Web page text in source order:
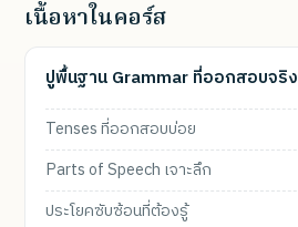
เนื้อหาในคอร์ส
ปูพื้นฐาน Grammar ที่ออกสอบจริง
Tenses ที่ออกสอบบ่อย
Parts of Speech เจาะลึก
ประโยคซับซ้อนที่ต้องรู้